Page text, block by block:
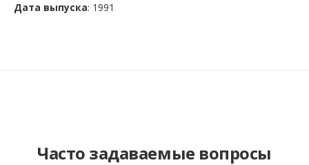
Дата выпуска: 1991
Часто задаваемые вопросы